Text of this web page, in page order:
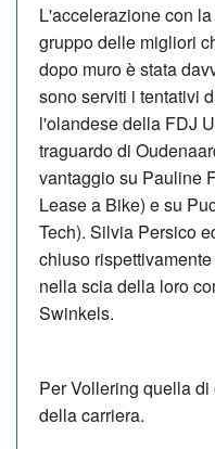
L'accelerazione con
gruppo delle migliori
dopo muro è stata
sono serviti i tentativi
l'olandese della FDJ
traguardo di
vantaggio su Pauline
Lease a Bike) e su
Tech). Silvia Persico
chiuso
nella scia della loro
Swinkels.
Per Vollering quella
della carriera.